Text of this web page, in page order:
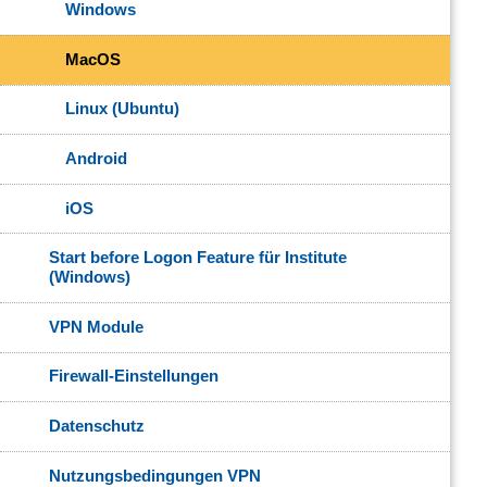
Windows
MacOS
Linux (Ubuntu)
Android
iOS
Start before Logon Feature für Institute
(Windows)
VPN Module
Firewall-Einstellungen
Datenschutz
Nutzungsbedingungen VPN